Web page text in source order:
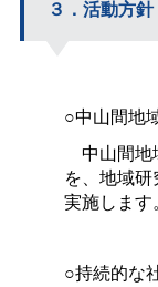
３．活動方針
○中山間地
中山間地
を、地域
実施します。
○持続的な